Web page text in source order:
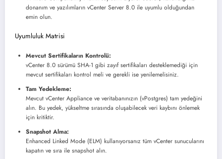
donanım ve yazılımların vCenter Server 8.0 ile uyumlu olduğundan
emin olun.
Uyumluluk Matrisi
Mevcut Sertifikaların Kontrolü:
vCenter 8.0 sürümü SHA-1 gibi zayıf sertifikaları desteklemediği için
mevcut sertifikaları kontrol meli ve gerekli ise yenilemelisiniz.
Tam Yedekleme:
Mevcut vCenter Appliance ve veritabanınızın (vPostgres) tam yedeğini
alın. Bu yedek, yükseltme sırasında oluşabilecek veri kaybını önlemek
için kritiktir.
Snapshot Alma:
Enhanced Linked Mode (ELM) kullanıyorsanız tüm vCenter sunucularını
kapatın ve sıra ile snapshot alın.